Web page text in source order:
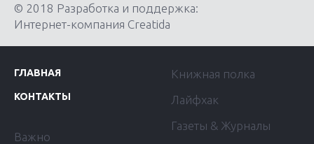
© 2018 Разработка и поддержка:
Интернет-компания Creatida
ГЛАВНАЯ
КОНТАКТЫ
Важно
Книжная полка
Лайфхак
Газеты & Журналы